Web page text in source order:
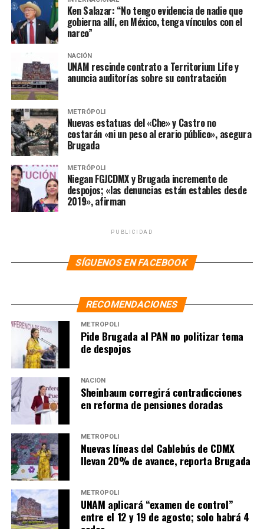
cuidaran a los pasajeros y las empresas hicieran lo que
querían porque gozaban de influencia.
NOTAS RELACIONADAS:
SIGUIENTE
Comité del FAM suspende votación del domingo y
confirma a Xóchitl Gálvez como candidata
NO TE PIERDAS
“EU no ha devuelto 246 mdd incautados a exfuncionario
de Coahuila”: AMLO
Ken Salazar: “No tengo evidencia de nadie que
gobierna allí, en México, tenga vínculos con el
narco”
NACIÓN
UNAM rescinde contrato a Territorium Life y
anuncia auditorías sobre su contratación
METRÓPOLI
Nuevas estatuas del «Che» y Castro no
costarán «ni un peso al erario público», asegura
Brugada
METRÓPOLI
Niegan FGJCDMX y Brugada incremento de
despojos; «las denuncias están estables desde
2019», afirman
PUBLICIDAD
SÍGUENOS EN FACEBOOK
RECOMENDACIONES
METRÓPOLI
Pide Brugada al PAN no politizar tema
de despojos
NACIÓN
Sheinbaum corregirá contradicciones
en reforma de pensiones doradas
METRÓPOLI
Nuevas líneas del Cablebús de CDMX
llevan 20% de avance, reporta Brugada
METRÓPOLI
UNAM aplicará “examen de control”
entre el 12 y 19 de agosto; solo habrá 4